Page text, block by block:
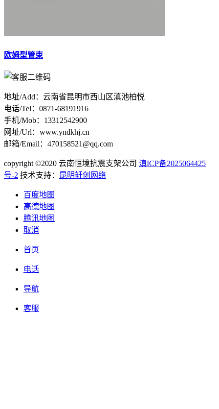
欧姆型管束
地址/Add：云南省昆明市西山区滇池柏悦
电话/Tel：0871-68191916
手机/Mob：13312542900
网址/Url：www.yndkhj.cn
邮箱/Email：470158521@qq.com
copyright ©2020 云南恒境抗震支架公司 滇ICP备2025064425
号-2 技术支持： 昆明轩创网络
百度地图
高德地图
腾讯地图
取消
首页
电话
导航
客服